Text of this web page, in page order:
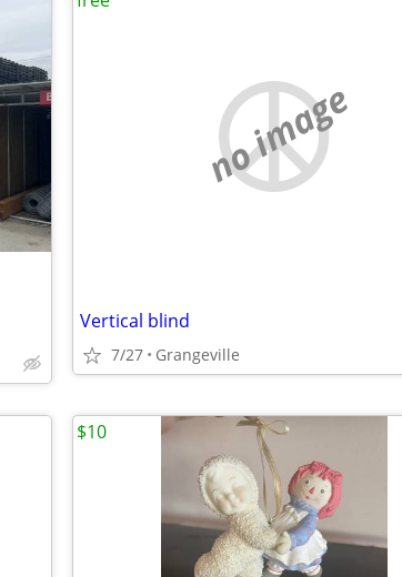
no image
Vertical blind
7/27 Grangeville
$10